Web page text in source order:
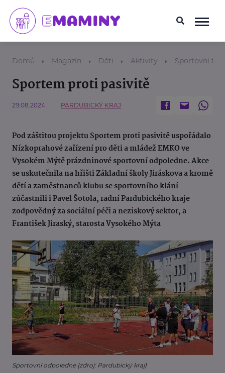
Domů Magazín Děti Aktivity Sportovní
Sportem proti pasivitě
29.08.2024 PARDUBICKÝ KRAJ
Pod záštitou projektu Sportem proti pasivitě uspořádalo
Nízkoprahové zařízení pro děti a mládež EMKO ve
Vysokém Mýtě prázdninové sportovní odpoledne. Akce
se uskutečnila na hřišti Základní školy Jiráskova a kromě
dětí a zaměstnanců klubu se sportovního klání
zúčastnili i Pavel Šotola, radní Pardubického kraje
zodpovědný za sociální péči a neziskový sektor, a
František Jiraský, starosta Vysokého Mýta
Sportovní odpoledne (zdroj: Pardubický kraj)